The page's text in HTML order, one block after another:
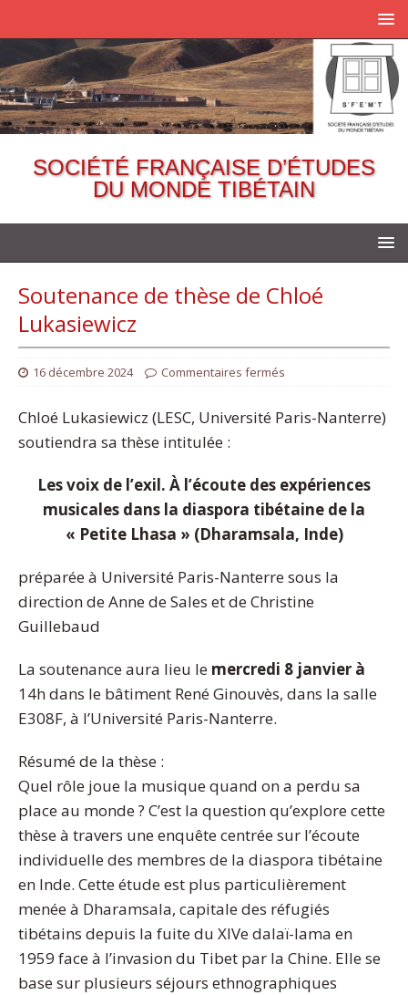
SOCIÉTÉ FRANÇAISE D’ÉTUDES
DU MONDE TIBÉTAIN
Soutenance de thèse de Chloé
Lukasiewicz
16 décembre 2024 Commentaires fermés
Chloé Lukasiewicz (LESC, Université Paris-Nanterre)
soutiendra sa thèse intitulée :
Les voix de l’exil. À l’écoute des expériences
musicales dans la diaspora tibétaine de la
« Petite Lhasa » (Dharamsala, Inde)
préparée à Université Paris-Nanterre sous la
direction de Anne de Sales et de Christine
Guillebaud
La soutenance aura lieu le mercredi 8 janvier à
14h dans le bâtiment René Ginouvès, dans la salle
E308F, à l’Université Paris-Nanterre.
Résumé de la thèse :
Quel rôle joue la musique quand on a perdu sa
place au monde ? C’est la question qu’explore cette
thèse à travers une enquête centrée sur l’écoute
individuelle des membres de la diaspora tibétaine
en Inde. Cette étude est plus particulièrement
menée à Dharamsala, capitale des réfugiés
tibétains depuis la fuite du XIVe dalaï-lama en
1959 face à l’invasion du Tibet par la Chine. Elle se
base sur plusieurs séjours ethnographiques